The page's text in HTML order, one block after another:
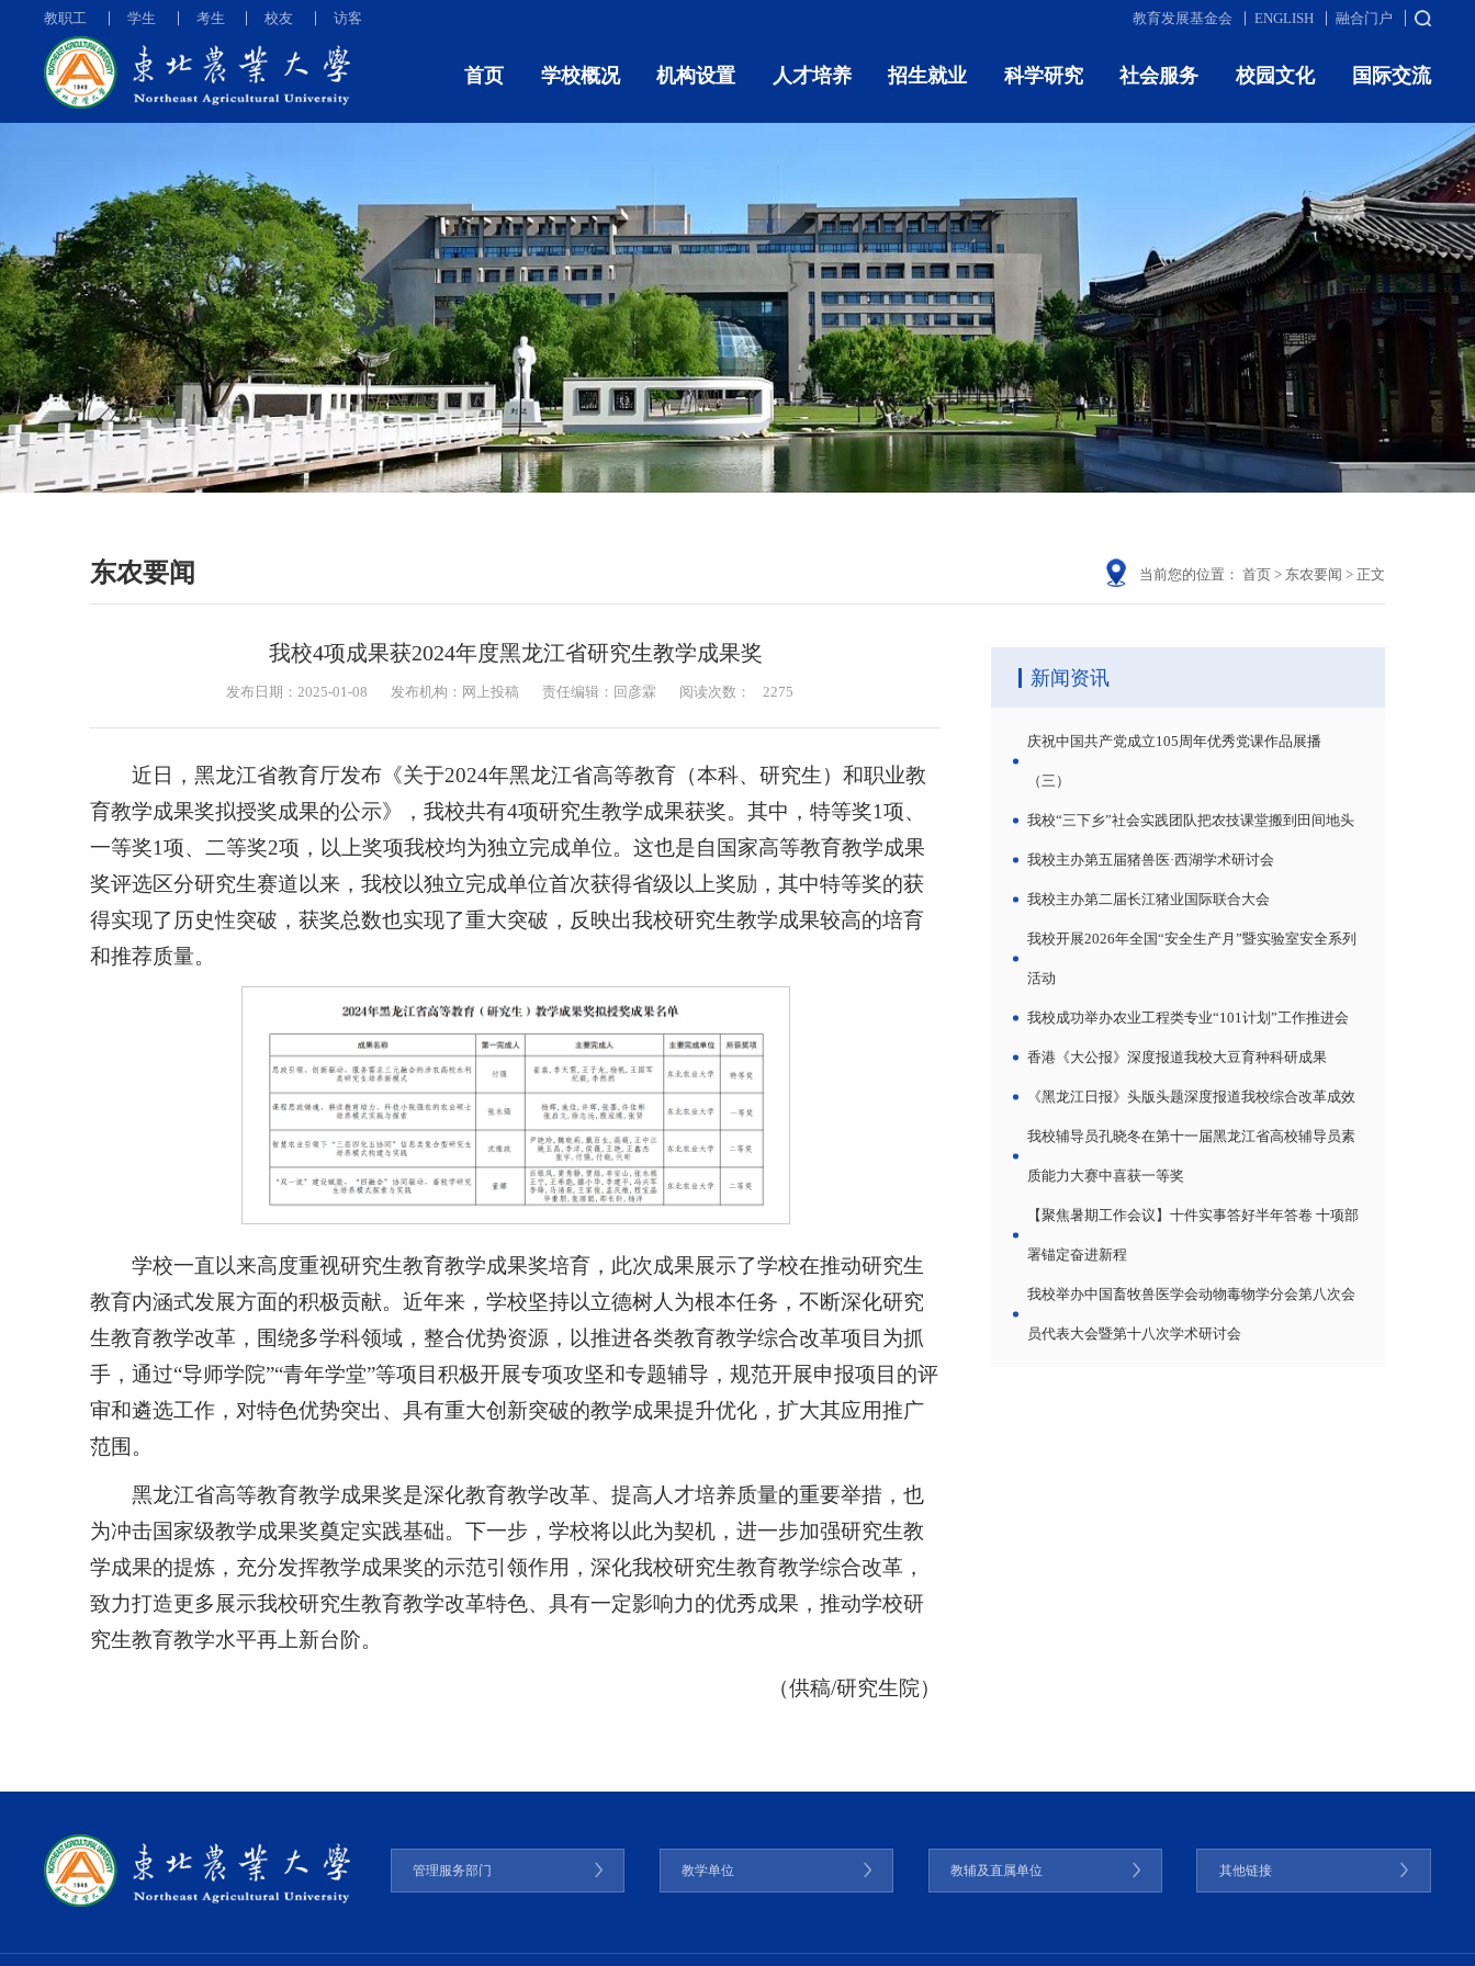
教职工 学生 考生 校友 访客 教育发展基金会 ENGLISH 融合门户
首页 学校概况 机构设置 人才培养 招生就业 科学研究 社会服务 校园文化 国际交流
东农要闻 当前您的位置： 首页 > 东农要闻 > 正文
我校4项成果获2024年度黑龙江省研究生教学成果奖
发布日期：2025-01-08 发布机构：网上投稿 责任编辑：回彦霖 阅读次数： 2275
近日，黑龙江省教育厅发布《关于2024年黑龙江省高等教育（本科、研究生）和职业教
育教学成果奖拟授奖成果的公示》，我校共有4项研究生教学成果获奖。其中，特等奖1项、
一等奖1项、二等奖2项，以上奖项我校均为独立完成单位。这也是自国家高等教育教学成果
奖评选区分研究生赛道以来，我校以独立完成单位首次获得省级以上奖励，其中特等奖的获
得实现了历史性突破，获奖总数也实现了重大突破，反映出我校研究生教学成果较高的培育
和推荐质量。
学校一直以来高度重视研究生教育教学成果奖培育，此次成果展示了学校在推动研究生
教育内涵式发展方面的积极贡献。近年来，学校坚持以立德树人为根本任务，不断深化研究
生教育教学改革，围绕多学科领域，整合优势资源，以推进各类教育教学综合改革项目为抓
手，通过“导师学院”“青年学堂”等项目积极开展专项攻坚和专题辅导，规范开展申报项目的评
审和遴选工作，对特色优势突出、具有重大创新突破的教学成果提升优化，扩大其应用推广
范围。
黑龙江省高等教育教学成果奖是深化教育教学改革、提高人才培养质量的重要举措，也
为冲击国家级教学成果奖奠定实践基础。下一步，学校将以此为契机，进一步加强研究生教
学成果的提炼，充分发挥教学成果奖的示范引领作用，深化我校研究生教育教学综合改革，
致力打造更多展示我校研究生教育教学改革特色、具有一定影响力的优秀成果，推动学校研
究生教育教学水平再上新台阶。
（供稿/研究生院）
新闻资讯
庆祝中国共产党成立105周年优秀党课作品展播
（三）
我校“三下乡”社会实践团队把农技课堂搬到田间地头
我校主办第五届猪兽医·西湖学术研讨会
我校主办第二届长江猪业国际联合大会
我校开展2026年全国“安全生产月”暨实验室安全系列
活动
我校成功举办农业工程类专业“101计划”工作推进会
香港《大公报》深度报道我校大豆育种科研成果
《黑龙江日报》头版头题深度报道我校综合改革成效
我校辅导员孔晓冬在第十一届黑龙江省高校辅导员素
质能力大赛中喜获一等奖
【聚焦暑期工作会议】十件实事答好半年答卷 十项部
署锚定奋进新程
我校举办中国畜牧兽医学会动物毒物学分会第八次会
员代表大会暨第十八次学术研讨会
管理服务部门 教学单位 教辅及直属单位 其他链接